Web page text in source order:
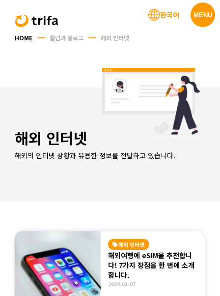
MENU
한국어
HOME 칼럼과 블로그 해외 인터넷
해외 인터넷
해외의 인터넷 상황과 유용한 정보를 전달하고 있습니다.
해외 인터넷
해외여행에 eSIM을 추천합니
다! 7가지 장점을 한 번에 소개
합니다.
2024.01.07